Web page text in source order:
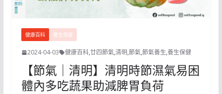
健康百科 養生保健
2024-04-03 健康百科,廿四節氣,清明,節氣,節氣養生,養生保健
【節氣｜清明】清明時節濕氣易困
體內多吃蔬果助減脾胃負荷